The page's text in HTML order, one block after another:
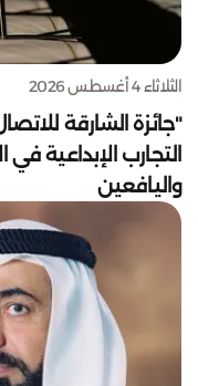
الثلاثاء 4 أغسطس 2026
"جائزة الشارقة
التجارب الإبداعية
واليافعين